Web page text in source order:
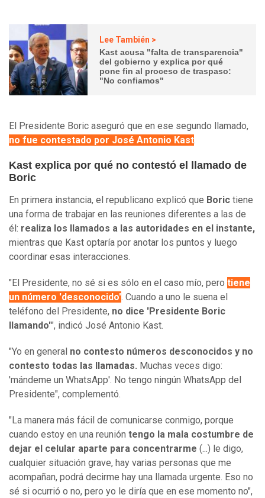
Lee También >
Kast acusa "falta de transparencia"
del gobierno y explica por qué
pone fin al proceso de traspaso:
"No confiamos"
El Presidente Boric aseguró que en ese segundo llamado,
no fue contestado por José Antonio Kast.
Kast explica por qué no contestó el llamado de
Boric
En primera instancia, el republicano explicó que Boric tiene
una forma de trabajar en las reuniones diferentes a las de
él: realiza los llamados a las autoridades en el instante,
mientras que Kast optaría por anotar los puntos y luego
coordinar esas interacciones.
"El Presidente, no sé si es sólo en el caso mío, pero tiene
un número 'desconocido'. Cuando a uno le suena el
teléfono del Presidente, no dice 'Presidente Boric
llamando'", indicó José Antonio Kast.
"Yo en general no contesto números desconocidos y no
contesto todas las llamadas. Muchas veces digo:
'mándeme un WhatsApp'. No tengo ningún WhatsApp del
Presidente", complementó.
"La manera más fácil de comunicarse conmigo, porque
cuando estoy en una reunión tengo la mala costumbre de
dejar el celular aparte para concentrarme (...) le digo,
cualquier situación grave, hay varias personas que me
acompañan, podrá decirme hay una llamada urgente. Eso no
sé si ocurrió o no, pero yo le diría que en ese momento no",